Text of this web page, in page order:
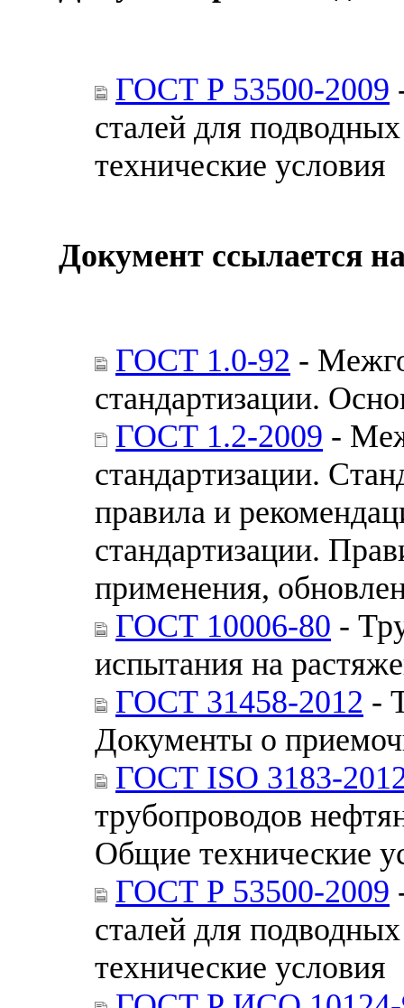
ГОСТ Р 53500-2009
сталей для
технические условия
Документ ссылается
ГОСТ 1.0-92 -
стандартизации.
ГОСТ 1.2-2009 -
стандартизации.
правила и
стандартизации.
применения,
ГОСТ 10006-80 -
испытания на
ГОСТ 31458-2012 -
Документы о
ГОСТ ISO 3183-
трубопроводов
Общие технические
ГОСТ Р 53500-2009
сталей для
технические условия